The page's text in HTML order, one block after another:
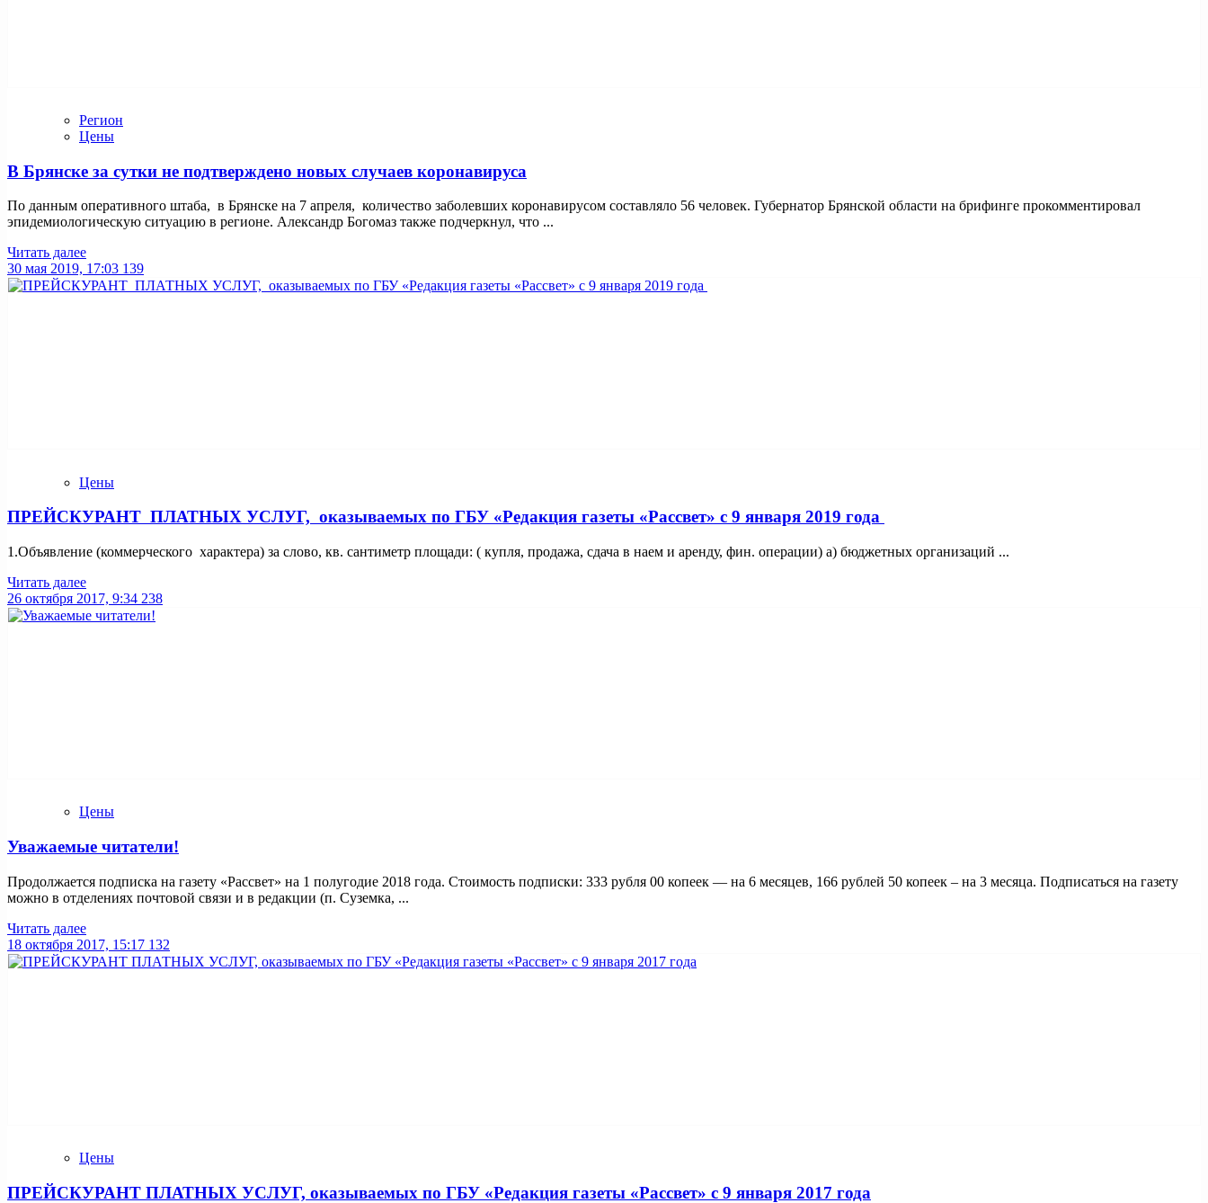
Регион
Цены
В Брянске за сутки не подтверждено новых случаев коронавируса
По данным оперативного штаба, в Брянске на 7 апреля, количество заболевших коронавирусом составляло 56 человек. Губернатор Брянской области на брифинге прокомментировал
эпидемиологическую ситуацию в регионе. Александр Богомаз также подчеркнул, что ...
Читать далее
30 мая 2019, 17:03 139
Цены
ПРЕЙСКУРАНТ ПЛАТНЫХ УСЛУГ, оказываемых по ГБУ «Редакция газеты «Рассвет» с 9 января 2019 года
1.Объявление (коммерческого характера) за слово, кв. сантиметр площади: ( купля, продажа, сдача в наем и аренду, фин. операции) а) бюджетных организаций ...
Читать далее
26 октября 2017, 9:34 238
Цены
Уважаемые читатели!
Продолжается подписка на газету «Рассвет» на 1 полугодие 2018 года. Стоимость подписки: 333 рубля 00 копеек — на 6 месяцев, 166 рублей 50 копеек – на 3 месяца. Подписаться на газету
можно в отделениях почтовой связи и в редакции (п. Суземка, ...
Читать далее
18 октября 2017, 15:17 132
Цены
ПРЕЙСКУРАНТ ПЛАТНЫХ УСЛУГ, оказываемых по ГБУ «Редакция газеты «Рассвет» с 9 января 2017 года